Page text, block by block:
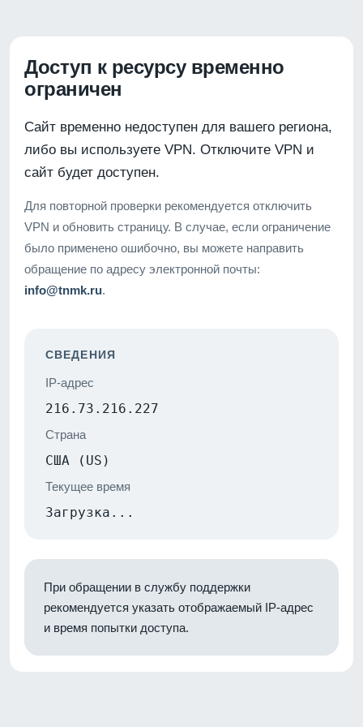
Доступ к ресурсу временно
ограничен
Сайт временно недоступен для вашего региона,
либо вы используете VPN. Отключите VPN и
сайт будет доступен.
Для повторной проверки рекомендуется отключить
VPN и обновить страницу. В случае, если ограничение
было применено ошибочно, вы можете направить
обращение по адресу электронной почты:
info@tnmk.ru.
СВЕДЕНИЯ
IP-адрес
216.73.216.227
Страна
США (US)
Текущее время
Загрузка...
При обращении в службу поддержки
рекомендуется указать отображаемый IP-адрес
и время попытки доступа.